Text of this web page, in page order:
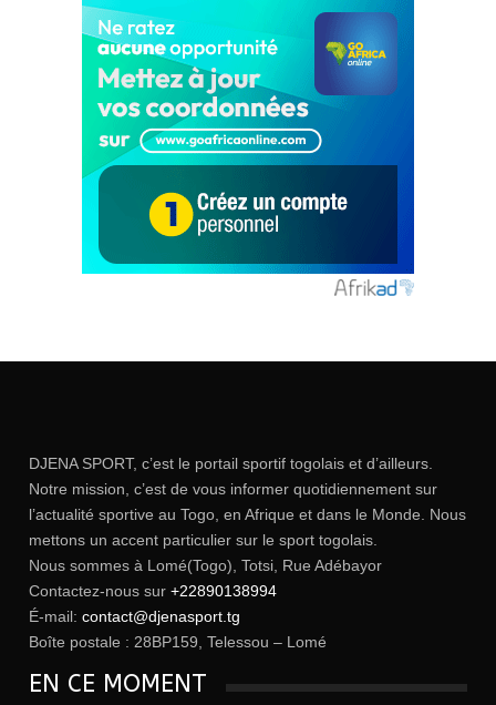
DJENA SPORT, c’est le portail sportif togolais et d’ailleurs.
Notre mission, c’est de vous informer quotidiennement sur
l’actualité sportive au Togo, en Afrique et dans le Monde. Nous
mettons un accent particulier sur le sport togolais.
Nous sommes à Lomé(Togo), Totsi, Rue Adébayor
Contactez-nous sur +22890138994
É-mail: contact@djenasport.tg
Boîte postale : 28BP159, Telessou – Lomé
EN CE MOMENT